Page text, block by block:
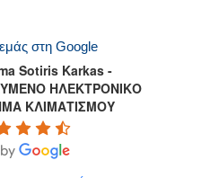
στη Google
Sotiris Karkas -
ΗΛΕΚΤΡΟΝΙΚΟ
ΚΛΙΜΑΤΙΣΜΟΥ